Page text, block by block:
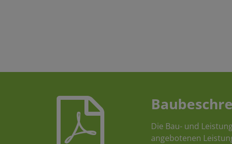
Die Bau- und
angebotenen